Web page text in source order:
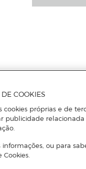
COOKIES
cookies próprias e de
publicidade relacionada
informações, ou para